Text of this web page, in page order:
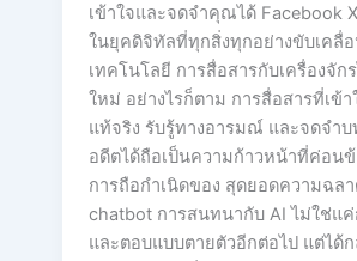
เข้าใจและจดจำคุณได้ Facebook
ในยุคดิจิทัลที่ทุกสิ่งทุกอย่างขับเคลื่
เทคโนโลยี การสื่อสารกับเครื่องจัก
ใหม่ อย่างไรก็ตาม การสื่อสารที่เข้า
แท้จริง รับรู้ทางอารมณ์ และจดจำ
อดีตได้ถือเป็นความก้าวหน้าที่ค่อน
การถือกำเนิดของ สุดยอดความฉล
chatbot การสนทนากับ AI ไม่ใช่แค่
และตอบแบบตายตัวอีกต่อไป แต่ได้